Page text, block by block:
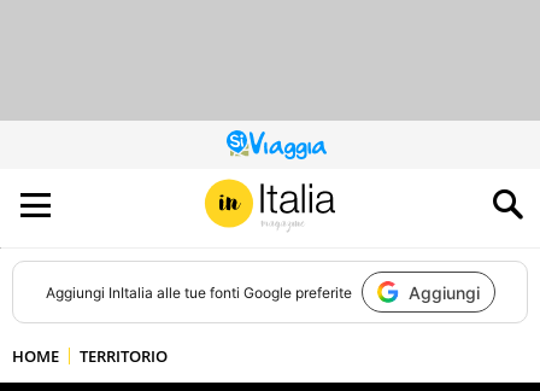
QUESTO
SITO
CONTRIBUISCE
ALL’AUDIENCE
DI
Aggiungi InItalia alle tue fonti Google preferite Aggiungi
HOME TERRITORIO